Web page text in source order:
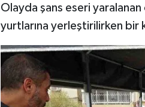
Olayda şans eseri
yurtlarına yerleştirilirken bir